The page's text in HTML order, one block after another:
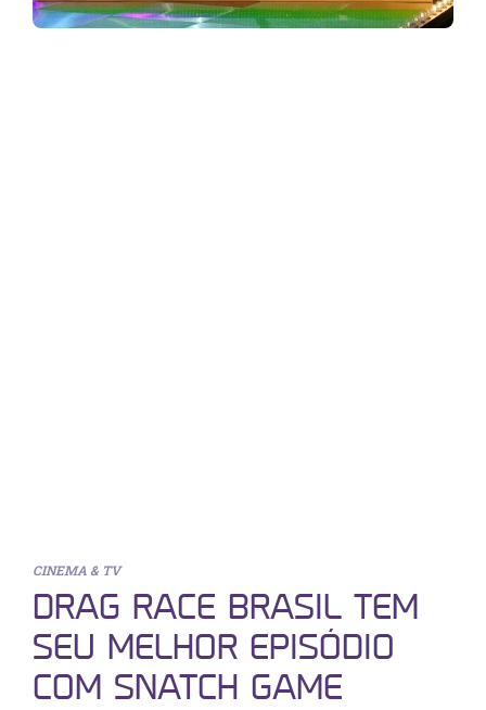
CINEMA & TV
DRAG RACE BRASIL TEM
SEU MELHOR EPISÓDIO
COM SNATCH GAME